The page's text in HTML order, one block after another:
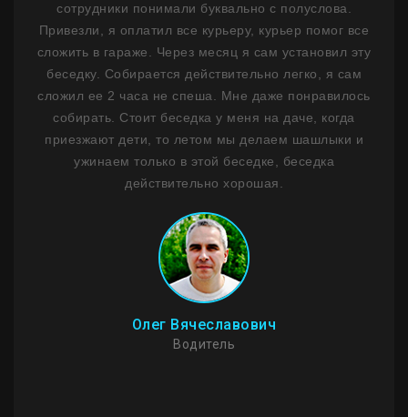
сотрудники понимали буквально с полуслова.
Привезли, я оплатил все курьеру, курьер помог все
сложить в гараже. Через месяц я сам установил эту
беседку. Собирается действительно легко, я сам
сложил ее 2 часа не спеша. Мне даже понравилось
собирать. Стоит беседка у меня на даче, когда
приезжают дети, то летом мы делаем шашлыки и
ужинаем только в этой беседке, беседка
действительно хорошая.
Олег Вячеславович
Водитель